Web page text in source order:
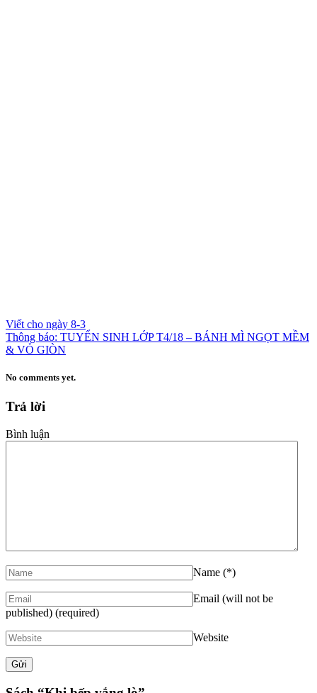
Viết cho ngày 8-3
Thông báo: TUYỂN SINH LỚP T4/18 – BÁNH MÌ NGỌT MỀM
& VỎ GIÒN
No comments yet.
Trả lời
Bình luận
Name (*)
Email (will not be
published) (required)
Website